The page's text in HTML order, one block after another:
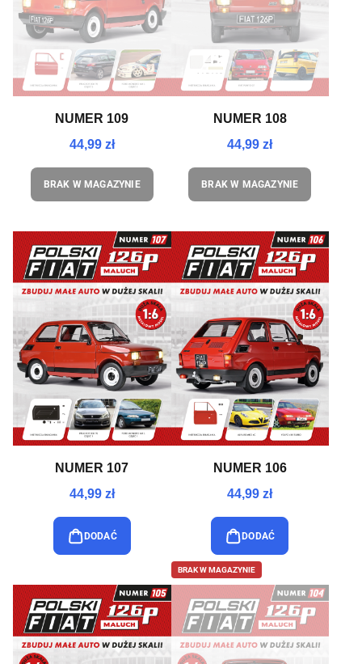
NUMER 109
44,99 zł
BRAK W MAGAZYNIE
NUMER 108
44,99 zł
BRAK W MAGAZYNIE
NUMER 107
44,99 zł
DODAĆ
NUMER 106
44,99 zł
DODAĆ
BRAK W MAGAZYNIE